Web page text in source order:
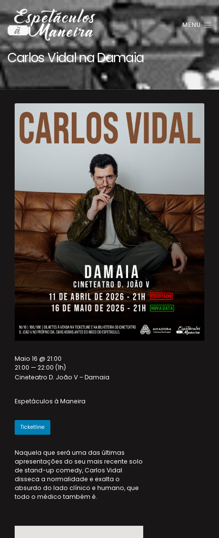
MENU
Carlos Vidal na Damaia
Naquela que será uma das últimas
apresentações do seu mais recente solo
de stand-up comedy, Carlos Vidal
disseca a normalidade e exalta o
absurdo do lado clínico e humano, que
todo o médico também é.
Maio 16 @ 21:00
21:00 — 22:00 (1h)
Cineteatro D. João V – Damaia
Espetáculos à Maneira
Ticketline